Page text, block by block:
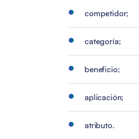
competidor;
categoría;
beneficio;
aplicación;
atributo.